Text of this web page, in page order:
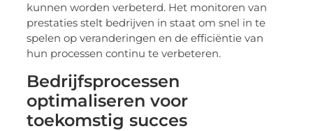
kunnen worden verbeterd. Het monitoren van
prestaties stelt bedrijven in staat om snel in te
spelen op veranderingen en de efficiëntie van
hun processen continu te verbeteren.
Bedrijfsprocessen
optimaliseren voor
toekomstig succes